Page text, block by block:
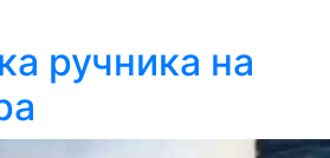
ручника на